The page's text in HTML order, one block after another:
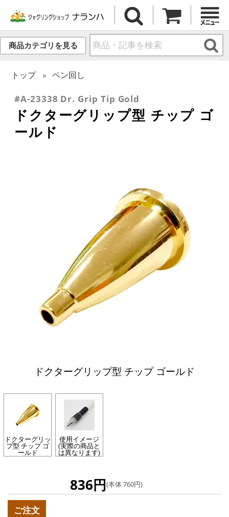
商品カテゴリを見る
トップ ペン回し
#A-23338 Dr. Grip Tip Gold
ドクターグリップ型 チップ ゴ
ールド
ドクターグリップ型 チップ ゴールド
ドクターグリッ
プ型 チップ ゴ
ールド
使用イメージ
(実際の商品と
は異なります)
836円(本体 760円)
ご注文